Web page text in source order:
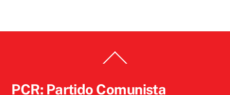
To
PCR: Partido Comunista